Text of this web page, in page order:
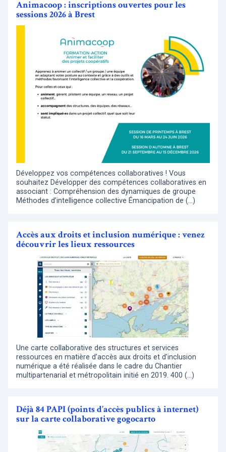
Animacoop : inscriptions ouvertes pour les
sessions 2026 à Brest
Développez vos compétences collaboratives ! Vous
souhaitez Développer des compétences collaboratives en
associant : Compréhension des dynamiques de groupe
Méthodes d’intelligence collective Émancipation de (…)
Accès aux droits et inclusion numérique : venez
découvrir les lieux ressources
Une carte collaborative des structures et services
ressources en matière d’accès aux droits et d’inclusion
numérique a été réalisée dans le cadre du Chantier
multipartenarial et métropolitain initié en 2019. 400 (…)
Déjà 84 PAPI (points d’accès publics à internet)
sur la carte collaborative gogocarto